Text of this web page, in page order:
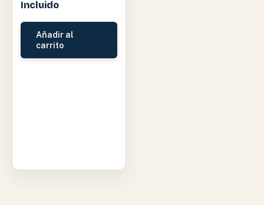
Incluido
Añadir al
carrito